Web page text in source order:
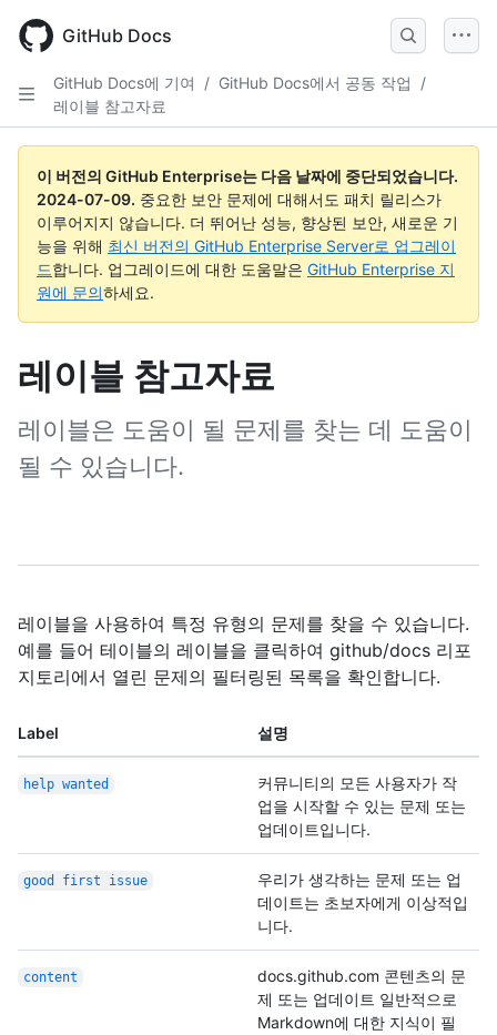
main
GitHub Docs
GitHub Docs에 기여 / GitHub Docs에서 공동 작업
/
레이블 참고자료
이 버전의 GitHub Enterprise는 다음 날짜에 중단되었습니다.
2024-07-09. 중요한 보안 문제에 대해서도 패치 릴리스가
이루어지지 않습니다. 더 뛰어난 성능, 향상된 보안, 새로운 기
능을 위해 최신 버전의 GitHub Enterprise Server로 업그레이
드합니다. 업그레이드에 대한 도움말은 GitHub Enterprise 지
원에 문의하세요.
레이블 참고자료
레이블은 도움이 될 문제를 찾는 데 도움이
될 수 있습니다.
레이블을 사용하여 특정 유형의 문제를 찾을 수 있습니다.
예를 들어 테이블의 레이블을 클릭하여 github/docs 리포
지토리에서 열린 문제의 필터링된 목록을 확인합니다.
Label 설명
help wanted
커뮤니티의 모든 사용자가 작
업을 시작할 수 있는 문제 또는
업데이트입니다.
good first issue
우리가 생각하는 문제 또는 업
데이트는 초보자에게 이상적입
니다.
content
docs.github.com 콘텐츠의 문
제 또는 업데이트 일반적으로
Markdown에 대한 지식이 필